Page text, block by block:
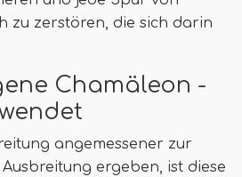
zu zerstören, die sich darin
Chamäleon -
angemessener zur
ergeben, ist diese